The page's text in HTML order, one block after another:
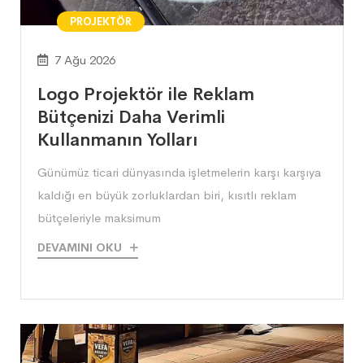
PROJEKTÖR
7 Ağu 2026
Logo Projektör ile Reklam
Bütçenizi Daha Verimli
Kullanmanın Yolları
​Günümüz ticari dünyasında işletmelerin karşı karşıya
kaldığı en büyük zorluklardan biri, kısıtlı reklam
bütçeleriyle maksimum
DEVAMINI OKU